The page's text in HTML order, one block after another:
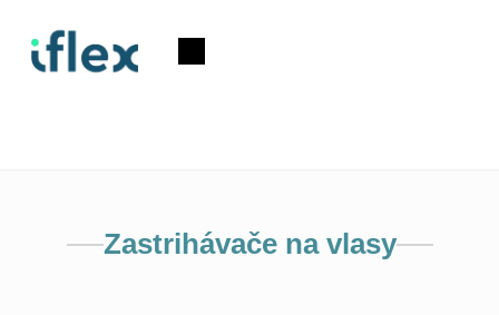
obsah
Nákupný
Zastrihávače na vlasy